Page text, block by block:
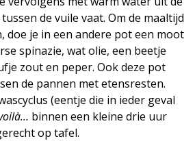
de vuile vaat. Om de maaltijd
doe je in een andere pot een moot
spinazie, wat olie, een beetje
zout en peper. Ook deze pot
de pannen met etensresten.
(eentje die in ieder geval
binnen een kleine drie uur
op tafel.